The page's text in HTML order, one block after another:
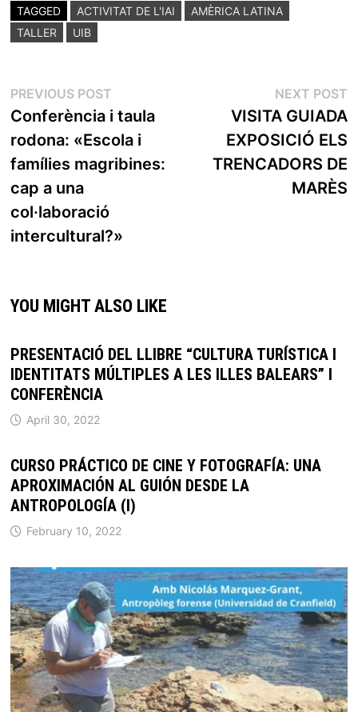
TAGGED ACTIVITAT DE L'IAI
AMÈRICA LATINA
TALLER
UIB
POST
NAVIGATION
PREVIOUS POST
post:
Conferència i taula
rodona: «Escola i
famílies magribines:
cap a una
col·laboració
intercultural?»
NEXT POST
VISITA GUIADA
EXPOSICIÓ ELS
TRENCADORS DE
MARÈS
YOU MIGHT ALSO LIKE
PRESENTACIÓ DEL LLIBRE “CULTURA TURÍSTICA I
IDENTITATS MÚLTIPLES A LES ILLES BALEARS” I
CONFERÈNCIA
April 30, 2022
CURSO PRÁCTICO DE CINE Y FOTOGRAFÍA: UNA
APROXIMACIÓN AL GUIÓN DESDE LA
ANTROPOLOGÍA (I)
February 10, 2022